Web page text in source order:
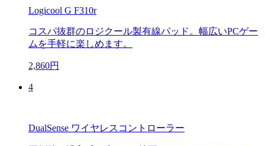
Logicool G F310r
コスパ抜群のロジクール製有線パッド。幅広いPCゲー
ムを手軽に楽しめます。
2,860円
4
DualSense ワイヤレスコントローラー